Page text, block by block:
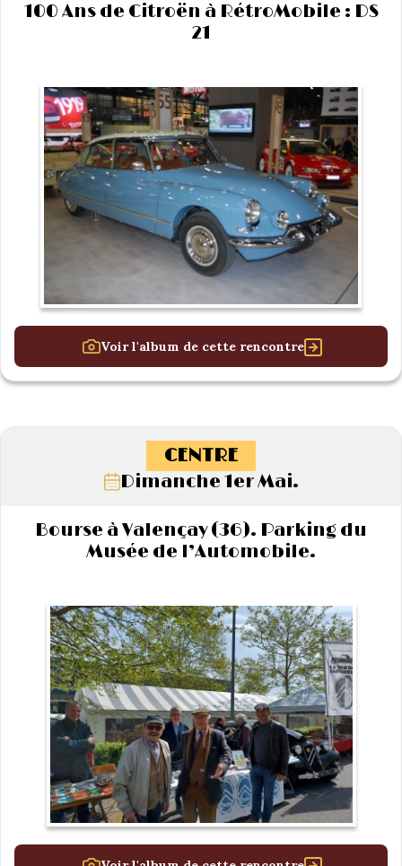
100 Ans de Citroën à RétroMobile : DS
21
Voir l'album de cette rencontre
CENTRE
Dimanche 1er Mai.
Bourse à Valençay (36). Parking du
Musée de l’Automobile.